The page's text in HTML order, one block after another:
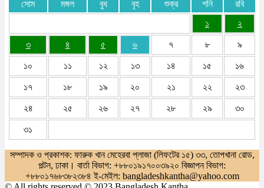
সোম মঙ্গল বুধ বৃহ শুক্র শনি
রবি
১
২
৩ ৪ ৫ ৬ ৭ ৮ ৯
১০ ১১ ১২ ১৩ ১৪ ১৫ ১৬
১৭ ১৮ ১৯ ২০ ২১ ২২ ২৩
২৪ ২৫ ২৬ ২৭ ২৮ ২৯ ৩০
৩১
সম্পাদক ও প্রকাশক: ফারুক খান মেহেরবা প্লাজা (লিফটের ১৫) ৩৩, তোপখানা রোড,
পল্টন, ঢাকা। বার্তা বিভাগ: +৮৮০১৯১৭০০৩৯২০ বিজ্ঞাপন বিভাগ:
+৮৮০১৭৬৮৩৮২৩৮৪ ই-মেইল: bangladeshkantha@yahoo.com